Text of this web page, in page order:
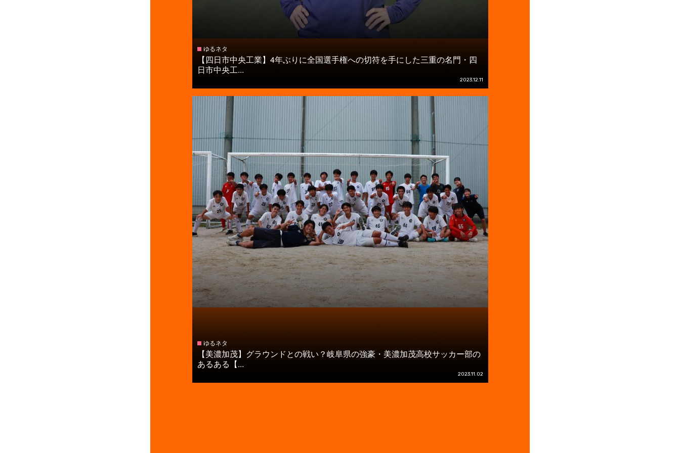
ゆるネタ
【四日市中央工業】4年ぶりに全国選手権への切符を手にした三重の名門・四
日市中央工...
2023.12.11
ゆるネタ
【美濃加茂】グラウンドとの戦い？岐阜県の強豪・美濃加茂高校サッカー部の
あるある【...
2023.11.02